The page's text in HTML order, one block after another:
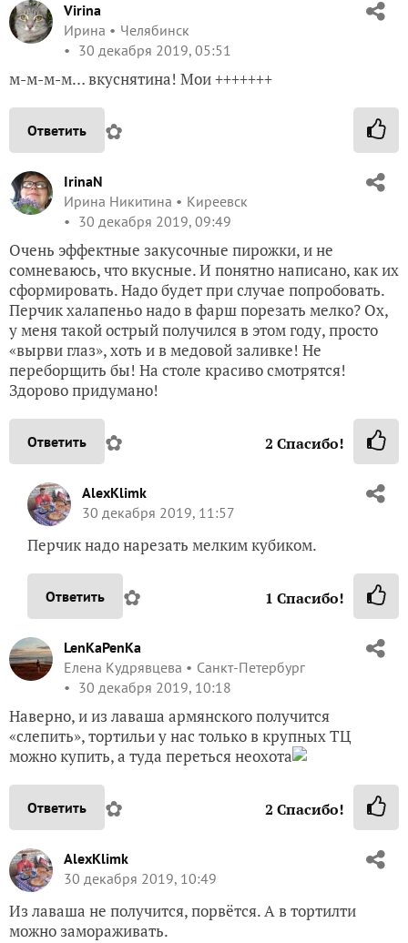
Virina
Ирина
Челябинск
30 декабря 2019, 05:51
м-м-м-м… вкуснятина! Мои +++++++
Ответить ✿
IrinaN
Ирина Никитина
Киреевск
30 декабря 2019, 09:49
Очень эффектные закусочные пирожки, и не
сомневаюсь, что вкусные. И понятно написано, как их
сформировать. Надо будет при случае попробовать.
Перчик халапеньо надо в фарш порезать мелко? Ох,
у меня такой острый получился в этом году, просто
«вырви глаз», хоть и в медовой заливке! Не
переборщить бы! На столе красиво смотрятся!
Здорово придумано!
Ответить ✿ 2 Спасибо!
AlexKlimk
30 декабря 2019, 11:57
Перчик надо нарезать мелким кубиком.
Ответить ✿ 1 Спасибо!
LenKaPenKa
Елена Кудрявцева
Санкт-Петербург
30 декабря 2019, 10:18
Наверно, и из лаваша армянского получится
«слепить», тортильи у нас только в крупных ТЦ
можно купить, а туда переться неохота
Ответить ✿ 2 Спасибо!
AlexKlimk
30 декабря 2019, 10:49
Из лаваша не получится, порвётся. А в тортилти
можно замораживать.